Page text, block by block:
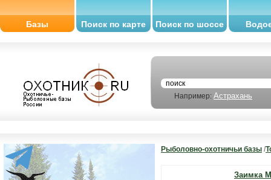
Базы Поиск по карте Поиск по шоссе
Например: Астрахань
Рыболовно-охотничьи базы /
Заимка